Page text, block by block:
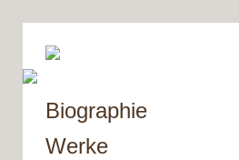
Biographie
Werke